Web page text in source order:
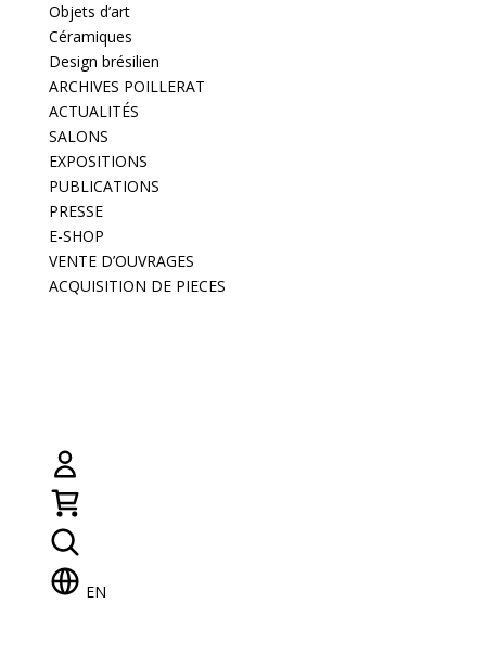
Objets d’art
Céramiques
Design brésilien
ARCHIVES POILLERAT
ACTUALITÉS
SALONS
EXPOSITIONS
PUBLICATIONS
PRESSE
E-SHOP
VENTE D’OUVRAGES
ACQUISITION DE PIECES
EN